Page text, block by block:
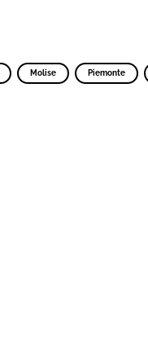
Molise Piemonte